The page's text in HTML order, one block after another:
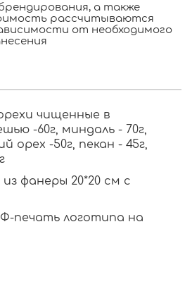
а также
рассчитываются
от необходимого
чищенные в
-60г, миндаль - 70г,
орех -50г, пекан - 45г,
из фанеры 20*20 см с
печать логотипа на